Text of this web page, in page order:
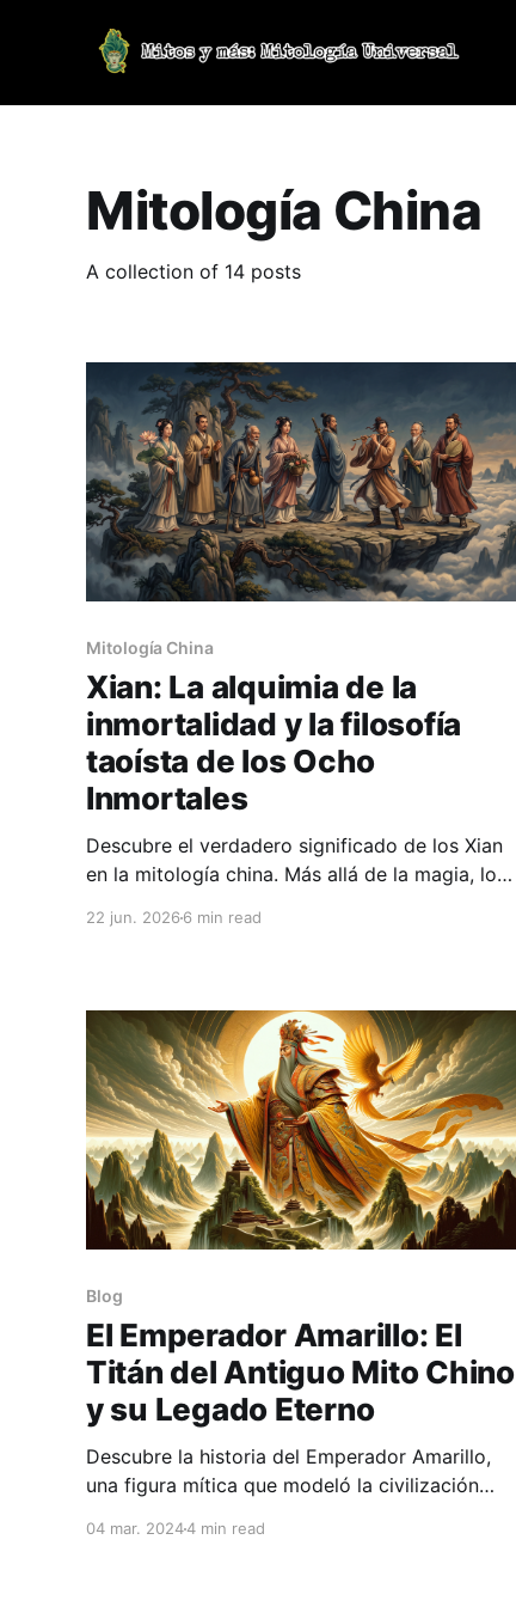
Mitología China
A collection of 14 posts
Mitología China
Xian: La alquimia de la
inmortalidad y la filosofía
taoísta de los Ocho
Inmortales
Descubre el verdadero significado de los Xian
en la mitología china. Más allá de la magia, los
psicológico taoísta para alcanzar la plenitud
22 jun. 2026 6 min read
Blog
El Emperador Amarillo: El
Titán del Antiguo Mito Chino
y su Legado Eterno
Descubre la historia del Emperador Amarillo,
una figura mítica que modeló la civilización
04 mar. 20244 min read